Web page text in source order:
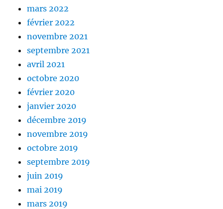
mars 2022
février 2022
novembre 2021
septembre 2021
avril 2021
octobre 2020
février 2020
janvier 2020
décembre 2019
novembre 2019
octobre 2019
septembre 2019
juin 2019
mai 2019
mars 2019